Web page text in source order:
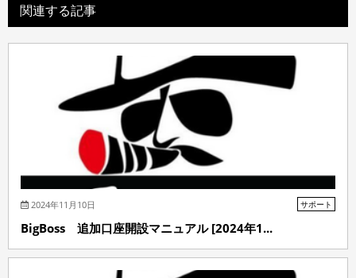
関連する記事
2024年11月10日 サポート
BigBoss 追加口座開設マニュアル [2024年1...